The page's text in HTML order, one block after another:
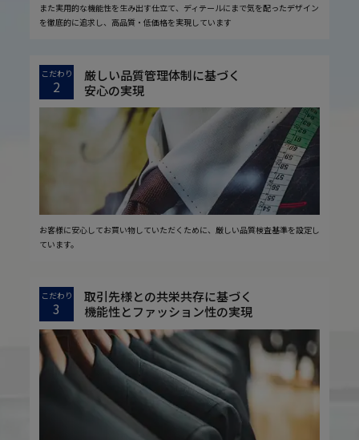
また実用的な機能性を生み出す仕立て、ディテールにまで気を配ったデザイン
を徹底的に追求し、高品質・低価格を実現しています
こだわり
2
厳しい品質管理体制に基づく
安心の実現
お客様に安心してお買い物していただくために、厳しい品質検査基準を設定し
ています。
こだわり
3
取引先様との共栄共存に基づく
機能性とファッション性の実現